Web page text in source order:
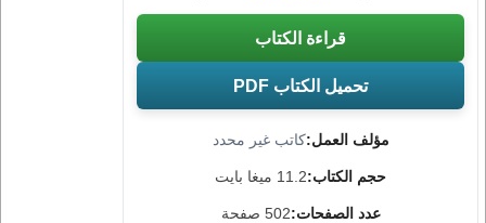
مؤلف العمل:كاتب غير محدد
حجم الكتاب:11.2 ميغا بايت
عدد الصفحات:502 صفحة
قراءة الكتاب
تحميل الكتاب PDF